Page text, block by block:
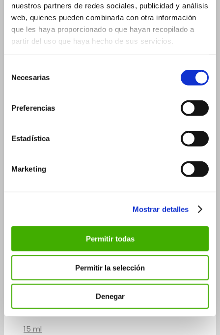
nuestros partners de redes sociales, publicidad y análisis
web, quienes pueden combinarla con otra información
que les haya proporcionado o que hayan recopilado a
partir del uso que haya hecho de sus servicios.
Necesarias
Preferencias
Estadística
Marketing
Mostrar detalles
Permitir todas
Permitir la selección
Denegar
2 ml
3 ml
3 ml – 16×37 mm
3 ml – 18×33 mm
10 ml
30 ml
5 ml – 14×60 mm
10 ml
10 ml – 14 x 100 mm
10 ml – 20 x 65 mm
15 ml